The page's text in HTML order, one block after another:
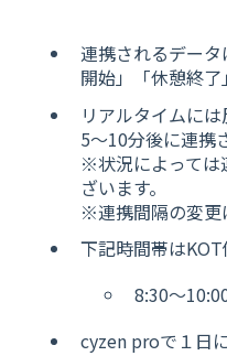
連携されるデー
開始」「休憩終了
リアルタイムに
5〜10分後に連携
※状況によっては
ざいます。
※連携間隔の変更
下記時間帯はKOT
8:30〜
cyzen proで１日